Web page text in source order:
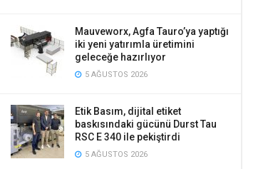
Mauveworx, Agfa Tauro’ya yaptığı
iki yeni yatırımla üretimini
geleceğe hazırlıyor
5 AĞUSTOS 2026
Etik Basım, dijital etiket
baskısındaki gücünü Durst Tau
RSC E 340 ile pekiştirdi
5 AĞUSTOS 2026